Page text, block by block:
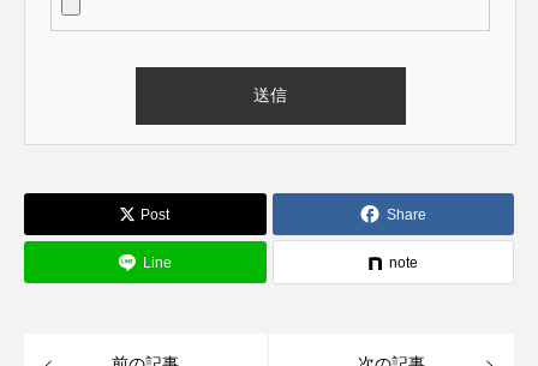
Post Share
Line note